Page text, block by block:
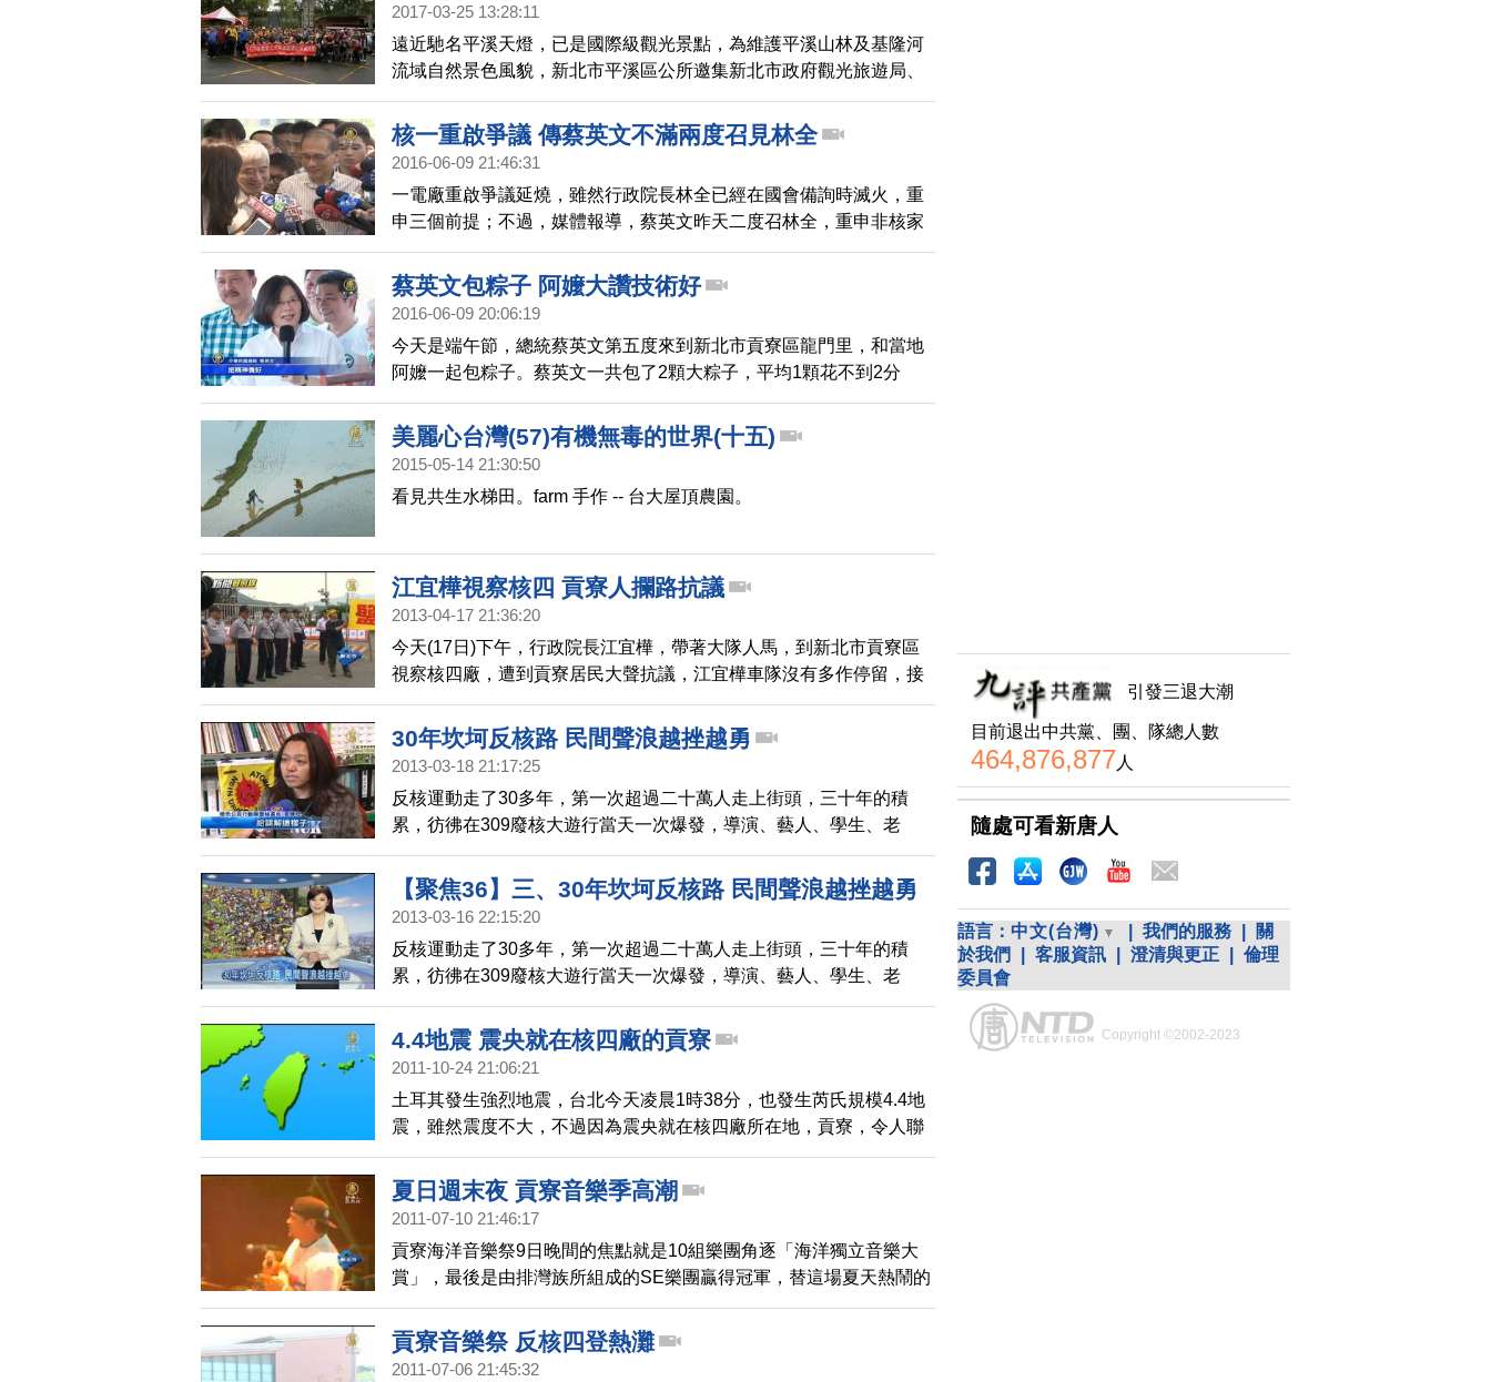
2017-03-25 13:28:11
遠近馳名平溪天燈，已是國際級觀光景點，為維護平溪山林及基隆河
流域自然景色風貌，新北市平溪區公所邀集新北市政府觀光旅遊局、
環境保護局及地方協會攜手，舉辦「106年度平溪區清山淨溪」活動
核一重啟爭議 傳蔡英文不滿兩度召見林全
2016-06-09 21:46:31
一電廠重啟爭議延燒，雖然行政院長林全已經在國會備詢時滅火，重
申三個前提；不過，媒體報導，蔡英文昨天二度召林全，重申非核家
園目標不變，也不滿為何行政立法溝通老是出包。
蔡英文包粽子 阿嬤大讚技術好
2016-06-09 20:06:19
今天是端午節，總統蔡英文第五度來到新北市貢寮區龍門里，和當地
阿嬤一起包粽子。蔡英文一共包了2顆大粽子，平均1顆花不到2分
鐘，阿嬤也稱讚蔡英文的技術有進步。
美麗心台灣(57)有機無毒的世界(十五)
2015-05-14 21:30:50
看見共生水梯田。farm 手作 -- 台大屋頂農園。
江宜樺視察核四 貢寮人攔路抗議
2013-04-17 21:36:20
今天(17日)下午，行政院長江宜樺，帶著大隊人馬，到新北市貢寮區
視察核四廠，遭到貢寮居民大聲抗議，江宜樺車隊沒有多作停留，接
近三個小時的參觀行程，江宜樺希望提升台電的安全文化，也不要過
度自信，要求他們得用生命保障核能安全。
30年坎坷反核路 民間聲浪越挫越勇
2013-03-18 21:17:25
反核運動走了30多年，第一次超過二十萬人走上街頭，三十年的積
累，彷彿在309廢核大遊行當天一次爆發，導演、藝人、學生、老
師，還有家庭主婦，前所未 有的陣容，不分藍綠通通站出來守護家
園，三十年的光陰，我們從反核運動中，彷彿看見了台灣民間社會令
人感動的公民力量，而堅持三十年的學者與專家，怎麼看 台灣民意的
【聚焦36】三、30年坎坷反核路 民間聲浪越挫越勇
2013-03-16 22:15:20
反核運動走了30多年，第一次超過二十萬人走上街頭，三十年的積
累，彷彿在309廢核大遊行當天一次爆發，導演、藝人、學生、老
師，還有家庭主婦，前所未有的陣容，不分藍綠通通站出來守護家
園，三十年的光陰，我們從反核運動中，彷彿看見了台灣民間社會令
人感動的公民力量，而堅持三十年的學者與專家，怎麼看台灣民意的
4.4地震 震央就在核四廠的貢寮
2011-10-24 21:06:21
土耳其發生強烈地震，台北今天凌晨1時38分，也發生芮氏規模4.4地
震，雖然震度不大，不過因為震央就在核四廠所在地，貢寮，令人聯
想到日本311地震輻射外洩危機，格外引人注目與擔心。各地最大震
度：羅東、南澳1級，新北市、新店1級，台北市信義區1級。
夏日週末夜 貢寮音樂季高潮
2011-07-10 21:46:17
貢寮海洋音樂祭9日晚間的焦點就是10組樂團角逐「海洋獨立音樂大
賞」，最後是由排灣族所組成的SE樂團贏得冠軍，替這場夏天熱鬧的
音樂盛會掀起高潮。
貢寮音樂祭 反核四登熱灘
2011-07-06 21:45:32
引發三退大潮
目前退出中共黨、團、隊總人數
464,876,877人
隨處可看新唐人
語言： 中文(台灣) 我們的服務
關
於我們
客服資訊 澄清與更正
倫理
委員會
Copyright ©2002-2023